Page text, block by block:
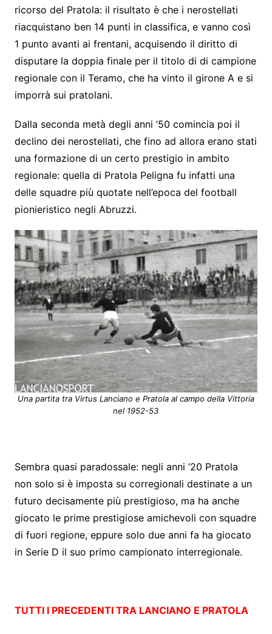
ricorso del Pratola: il risultato è che i nerostellati
riacquistano ben 14 punti in classifica, e vanno così
1 punto avanti ai frentani, acquisendo il diritto di
disputare la doppia finale per il titolo di di campione
regionale con il Teramo, che ha vinto il girone A e si
imporrà sui pratolani.
Dalla seconda metà degli anni ’50 comincia poi il
declino dei nerostellati, che fino ad allora erano stati
una formazione di un certo prestigio in ambito
regionale: quella di Pratola Peligna fu infatti una
delle squadre più quotate nell’epoca del football
pionieristico negli Abruzzi.
Una partita tra Virtus Lanciano e Pratola al campo della Vittoria
nel 1952-53
Sembra quasi paradossale: negli anni ’20 Pratola
non solo si è imposta su corregionali destinate a un
futuro decisamente più prestigioso, ma ha anche
giocato le prime prestigiose amichevoli con squadre
di fuori regione, eppure solo due anni fa ha giocato
in Serie D il suo primo campionato interregionale.
TUTTI I PRECEDENTI TRA LANCIANO E PRATOLA